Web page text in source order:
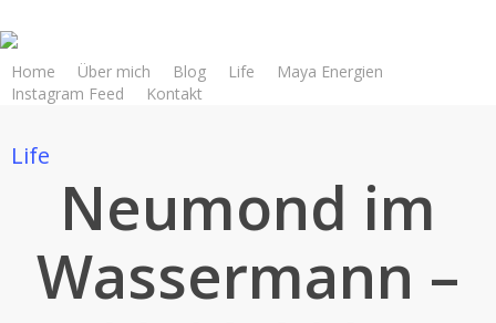
to
main
content
Home Über mich Blog Life
Maya Energien
Instagram Feed
Kontakt
Life
Neumond im
Wassermann –